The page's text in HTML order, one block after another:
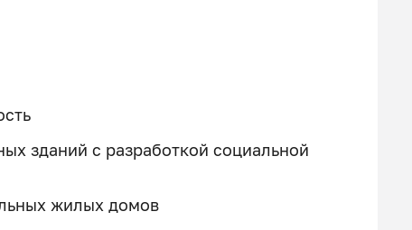
зданий с разработкой социальной
жилых домов